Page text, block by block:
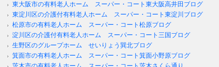
東大阪市の有料老人ホーム スーパー・コート東大阪高井田ブログ
東淀川区の介護付有料老人ホーム スーパー・コート東淀川ブログ
松原市の有料老人ホーム スーパー・コート松原ブログ
淀川区の介護付有料老人ホーム スーパー・コート三国ブログ
生野区のグループホーム せいりょう巽北ブログ
箕面市の有料老人ホーム スーパー・コート箕面小野原ブログ